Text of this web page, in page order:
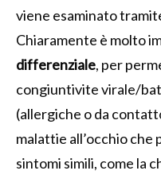
viene esaminato
Chiaramente è molto
differenziale, per
congiuntivite virale/
(allergiche o da
malattie all’occhio che
sintomi simili, come la